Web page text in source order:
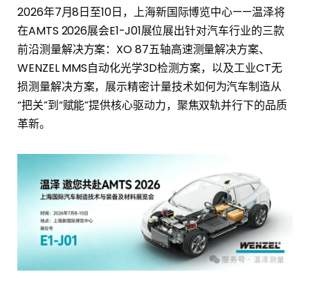
2026年7月8日至10日，上海新国际博览中心——温泽将
在AMTS 2026展会E1-J01展位展出针对汽车行业的三款
前沿测量解决方案：XO 87五轴高速测量解决方案、
WENZEL MMS自动化光学3D检测方案，以及工业CT无
损测量解决方案，展示精密计量技术如何为汽车制造从
“把关”到“赋能”提供核心驱动力，聚焦双轨并行下的品质
革新。